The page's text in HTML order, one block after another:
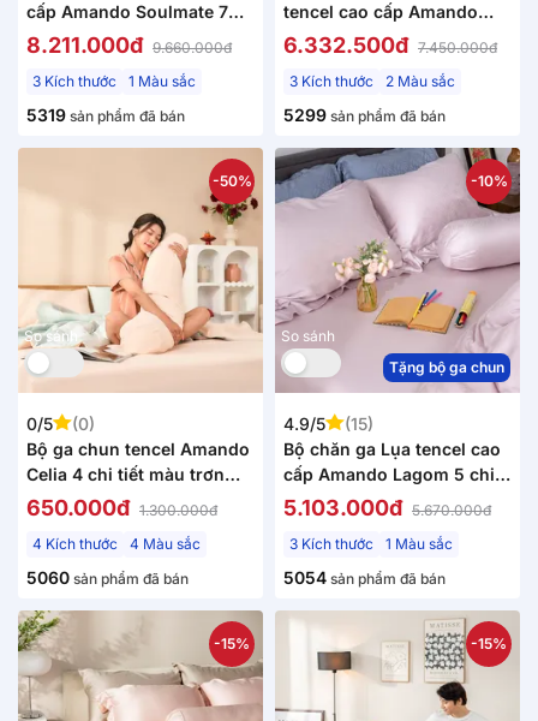
cấp Amando Soulmate 7
chi tiết màu Xám
8.211.000đ 9.660.000đ
3 Kích thước
1 Màu sắc
5319 sản phẩm đã bán
tencel cao cấp Amando
Élan 5 chi tiết (TC001 và
6.332.500đ 7.450.000đ
3 Kích thước
2 Màu sắc
5299 sản phẩm đã bán
So sánh
-50%
0/5
(0)
Bộ ga chun tencel Amando
Celia 4 chi tiết màu trơn
tinh tế
650.000đ 1.300.000đ
4 Kích thước
4 Màu sắc
5060 sản phẩm đã bán
So sánh
-10%
Tặng bộ ga chun
4.9/5
(15)
Bộ chăn ga Lụa tencel cao
cấp Amando Lagom 5 chi
tiết Màu Tím
5.103.000đ 5.670.000đ
3 Kích thước
1 Màu sắc
5054 sản phẩm đã bán
-15% -15%